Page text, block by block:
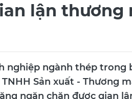
lận thương
nghiệp ngành thép trong
Sản xuất - Thương
ngăn chặn được gian